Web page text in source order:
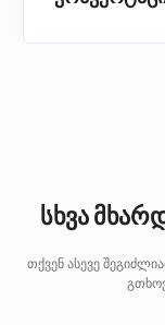
სხვა
თქვენ ასევე